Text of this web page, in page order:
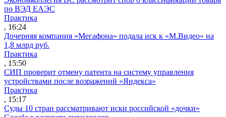
по ВЭД ЕАЭС
Практика
, 16:24
Дочерняя компания «Мегафона» подала иск к «М.Видео» на
1,8 млрд руб.
Практика
, 15:50
СИП проверит отмену патента на систему управления
устройствами после возражений «Яндекса»
Практика
, 15:17
Суды 10 стран рассматривают иски российской «дочки»